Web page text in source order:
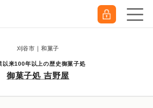
刈谷市｜和菓子
以来100年以上の歴史御菓子処
御菓子処 吉野屋